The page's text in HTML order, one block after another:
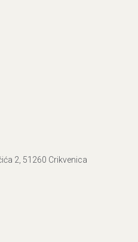
2, 51260 Crikvenica